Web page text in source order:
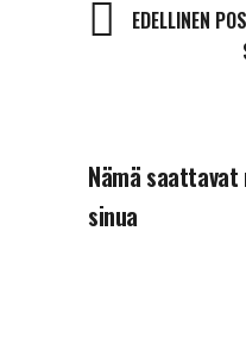
EDELLINEN
Nämä
sinua